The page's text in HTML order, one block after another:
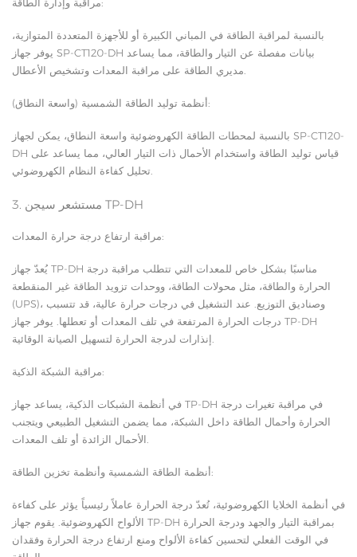
مراقبة وإدارة الطاقة:
بالنسبة لمراقبة الطاقة في المباني الكبيرة أو للأجهزة المتعددة المتوازية،
يوفر جهاز SP-CT120-DH بيانات مفصلة عن التيار والطاقة، مما يساعد
مديري الطاقة على مراقبة المعدات وتشخيص الأعطال.
أنظمة توليد الطاقة الشمسية (واسعة النطاق):
بالنسبة لمحطات الطاقة الكهروضوئية واسعة النطاق، يمكن لجهاز SP-CT120-
DH قياس توليد الطاقة واستخدام الأحمال ذات التيار العالي، مما يساعد على
تحليل كفاءة النظام الكهروضوئي.
3. مستشعر سيجن TP-DH
مراقبة ارتفاع درجة حرارة المعدات:
يُعدّ جهاز TP-DH مناسبًا بشكل خاص للمعدات التي تتطلب مراقبة درجة
الحرارة والطاقة، مثل محولات الطاقة، ووحدات تزويد الطاقة غير المنقطعة
(UPS)، وصناديق التوزيع. عند التشغيل في درجات حرارة عالية، قد تتسبب
درجات الحرارة المرتفعة في تلف المعدات أو تعطلها. يوفر جهاز TP-DH
إنذارات لدرجة الحرارة لتسهيل الصيانة الوقائية.
مراقبة الشبكة الذكية:
في أنظمة الشبكات الذكية، يساعد جهاز TP-DH في مراقبة تغيرات درجة
الحرارة وأحمال الطاقة داخل الشبكة، مما يضمن التشغيل الطبيعي ويتجنب
الأحمال الزائدة أو تلف المعدات.
أنظمة الطاقة الشمسية وأنظمة تخزين الطاقة:
في أنظمة الخلايا الكهروضوئية، تُعدّ درجة الحرارة عاملاً رئيسياً يؤثر على كفاءة
الألواح الكهروضوئية. يقوم جهاز TP-DH بمراقبة التيار والجهد ودرجة الحرارة
في الوقت الفعلي لتحسين كفاءة الألواح ومنع ارتفاع درجة الحرارة وفقدان